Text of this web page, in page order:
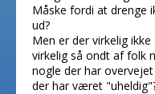
Måske fordi at drenge
ud?
Men er der virkelig
virkelig så ondt af folk
nogle der har
der har været